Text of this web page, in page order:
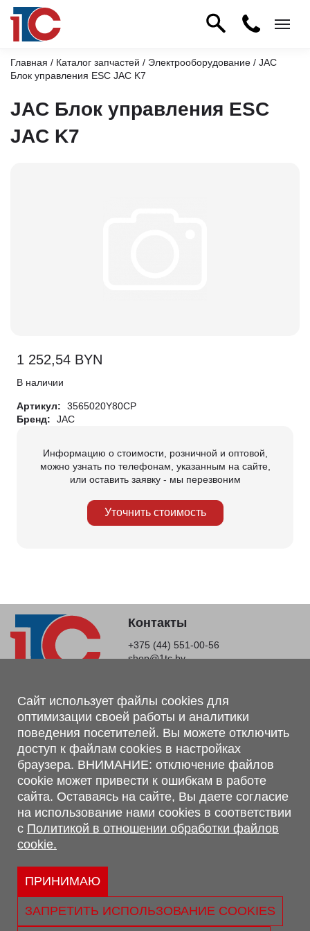
Главная / Каталог запчастей / Электрооборудование / JAC
Блок управления ESC JAC K7
JAC Блок управления ESC
JAC K7
1 252,54 BYN
В наличии
Артикул:
3565020Y80CP
Бренд:
JAC
Информацию о стоимости, розничной и оптовой,
можно узнать по телефонам, указанным на сайте,
или оставить заявку - мы перезвоним
Уточнить стоимость
Контакты
+375 (44) 551-00-56
shop@1tc.by
Магазин, склад
г. Минск, Минский р-н, п. Привольный, ул. Мира, 20А,
223062
г. Брест, ул. Лейтенанта Рябцева, 108 В, 224701
Обращаем Ваше внимание, что вся предоставленная на сайте
информация, касающаяся комплектаций, технических
характеристик, цветовых сочетаний, а также стоимости и
сервисного обслуживания носит информационный характер и
не является публичной офертой, определяемой п.2 ст.407
Гражданского кодекса Республики Беларусь.
Политика обработки персональных данных
Политикой в отношении обработки файлов cookie.
Сайт использует файлы cookies для
оптимизации своей работы и аналитики
поведения посетителей. Вы можете отключить
доступ к файлам cookies в настройках
браузера. ВНИМАНИЕ: отключение файлов
cookie может привести к ошибкам в работе
сайта. Оставаясь на сайте, Вы даете согласие
на использование нами cookies в соответствии
с Политикой в отношении обработки файлов
cookie.
ПРИНИМАЮ
ЗАПРЕТИТЬ ИСПОЛЬЗОВАНИЕ COOKIES